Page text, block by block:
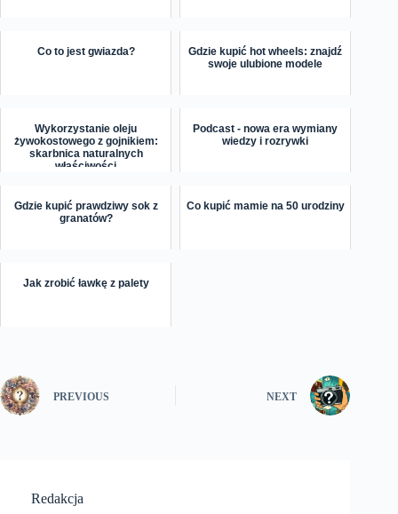
Co to jest gwiazda?
Gdzie kupić hot wheels: znajdź
swoje ulubione modele
Wykorzystanie oleju
żywokostowego z gojnikiem:
skarbnica naturalnych
właściwości
Podcast - nowa era wymiany
wiedzy i rozrywki
Gdzie kupić prawdziwy sok z
granatów?
Co kupić mamie na 50 urodziny
Jak zrobić ławkę z palety
PREVIOUS NEXT
Redakcja